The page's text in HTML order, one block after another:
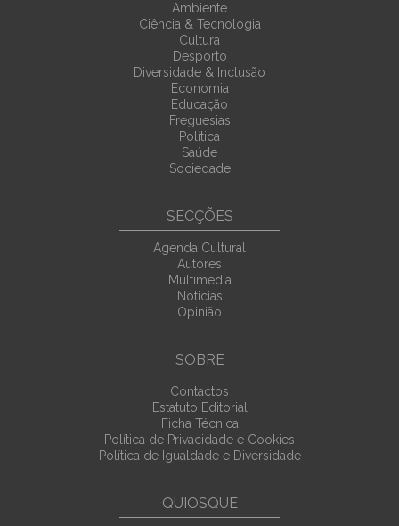
Ambiente
Ciência & Tecnologia
Cultura
Desporto
Diversidade & Inclusão
Economia
Educação
Freguesias
Política
Saúde
Sociedade
SECÇÕES
Agenda Cultural
Autores
Multimedia
Noticias
Opinião
SOBRE
Contactos
Estatuto Editorial
Ficha Técnica
Política de Privacidade e Cookies
Política de Igualdade e Diversidade
QUIOSQUE